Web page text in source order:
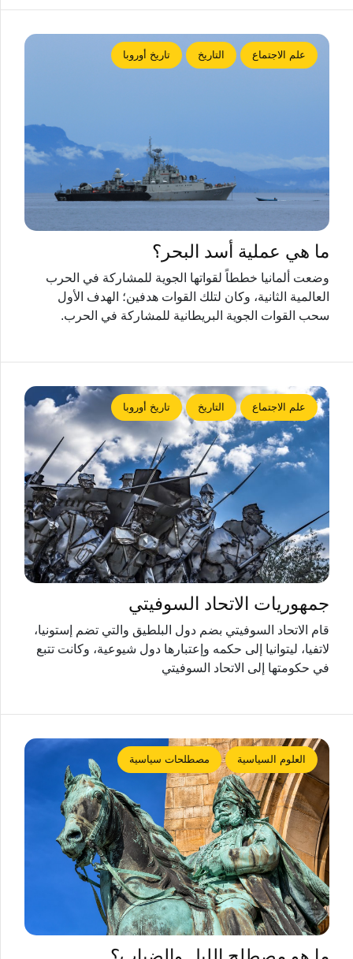
علم الاجتماع التاريخ تاريخ أوروبا
ما هي عملية أسد البحر؟
وضعت ألمانيا خططاً لقواتها الجوية للمشاركة في الحرب
العالمية الثانية، وكان لتلك القوات هدفين؛ الهدف الأول
سحب القوات الجوية البريطانية للمشاركة في الحرب.
علم الاجتماع التاريخ تاريخ أوروبا
جمهوريات الاتحاد السوفيتي
قام الاتحاد السوفيتي بضم دول البلطيق والتي تضم إستونيا،
لاتفيا، ليتوانيا إلى حكمه وإعتبارها دول شيوعية، وكانت تتبع
في حكومتها إلى الاتحاد السوفيتي
العلوم السياسية مصطلحات سياسية